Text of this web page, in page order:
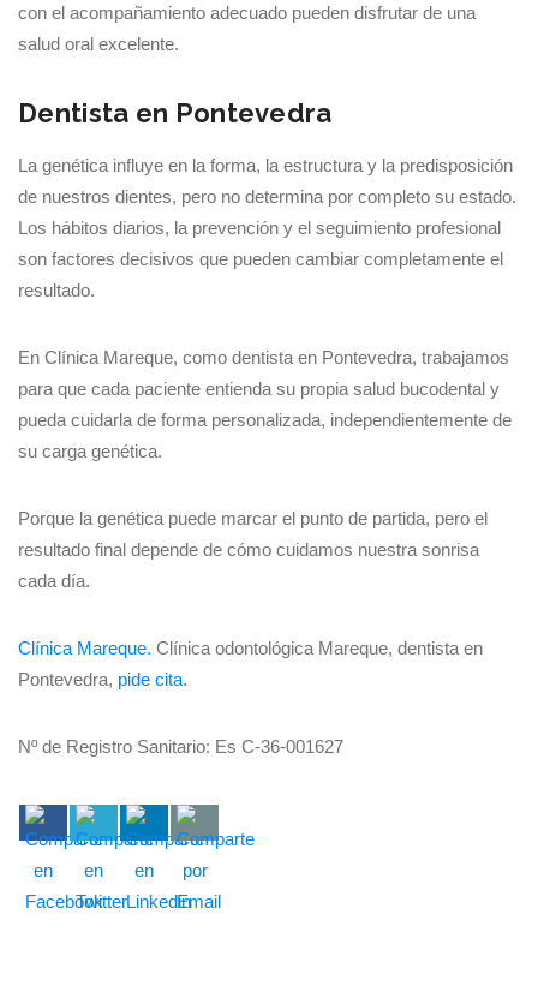
con el acompañamiento adecuado pueden disfrutar de una
salud oral excelente.
Dentista en Pontevedra
La genética influye en la forma, la estructura y la predisposición
de nuestros dientes, pero no determina por completo su estado.
Los hábitos diarios, la prevención y el seguimiento profesional
son factores decisivos que pueden cambiar completamente el
resultado.
En Clínica Mareque, como dentista en Pontevedra, trabajamos
para que cada paciente entienda su propia salud bucodental y
pueda cuidarla de forma personalizada, independientemente de
su carga genética.
Porque la genética puede marcar el punto de partida, pero el
resultado final depende de cómo cuidamos nuestra sonrisa
cada día.
Clínica Mareque. Clínica odontológica Mareque, dentista en
Pontevedra, pide cita.
Nº de Registro Sanitario: Es C-36-001627